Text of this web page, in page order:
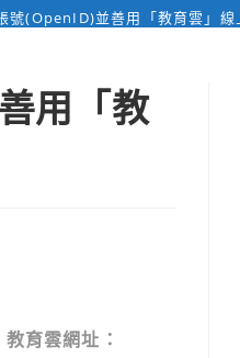
號(OpenID)並善用「教育雲」線
用「教
教育雲網址：